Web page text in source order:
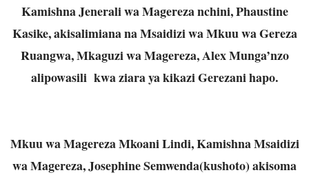
Kamishna Jenerali wa Magereza nchini, Phaustine
Kasike, akisalimiana na Msaidizi wa Mkuu wa Gereza
Ruangwa, Mkaguzi wa Magereza, Alex Munga’nzo
alipowasili kwa ziara ya kikazi Gerezani hapo.
Mkuu wa Magereza Mkoani Lindi, Kamishna Msaidizi
wa Magereza, Josephine Semwenda(kushoto) akisoma